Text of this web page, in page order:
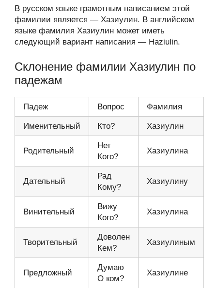
В русском языке грамотным написанием этой
фамилии является — Хазиулин. В английском
языке фамилия Хазиулин может иметь
следующий вариант написания — Haziulin.
Склонение фамилии Хазиулин по
падежам
Падеж Вопрос Фамилия
Именительный Кто? Хазиулин
Родительный
Нет
Кого?
Хазиулина
Дательный
Рад
Кому?
Хазиулину
Винительный
Вижу
Кого?
Хазиулина
Творительный
Доволен
Кем?
Хазиулиным
Предложный
Думаю
О ком?
Хазиулине